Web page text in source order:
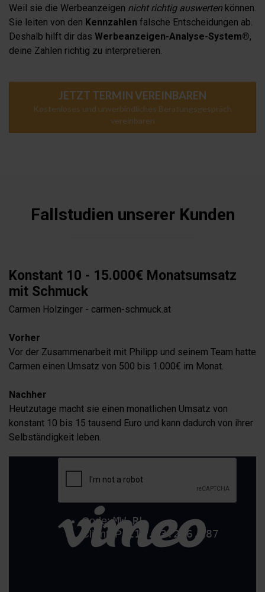
Weil sie die Werbeanzeigen nicht richtig auswerten können.
Sie leiten von den Kennzahlen falsche Entscheidungen ab.
Deshalb hilft dir das Werbeanzeigen-Analyse-System®,
deine Zahlen richtig zu interpretieren.
JETZT TERMIN VEREINBAREN
Kostenloses und unverbindliches Beratungsgespräch
vereinbaren
Fallstudien unserer Kunden
Konstant 10 - 15.000€ Monatsumsatz
mit Schmuck
Carmen Holzinger - carmen-schmuck.at
Vorher
Vor der Zusammenarbeit mit Philipp und seinem Team hatte
Carmen einen Umsatz von 500 bis 1.000€ im Monat.
Nachher
Heutzutage macht sie einen monatlichen Umsatz von
konstant 10 bis 15 tausend Euro und kann dadurch von ihrer
Selbständigkeit leben.